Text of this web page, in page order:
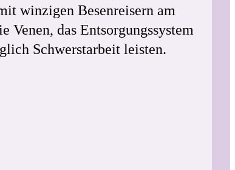
winzigen Besenreisern am
Venen, das Entsorgungssystem
Schwerstarbeit leisten.